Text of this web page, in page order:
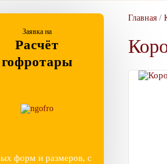
Заявка на
Расчёт
гофротары
форм и размеров, с
Главная /